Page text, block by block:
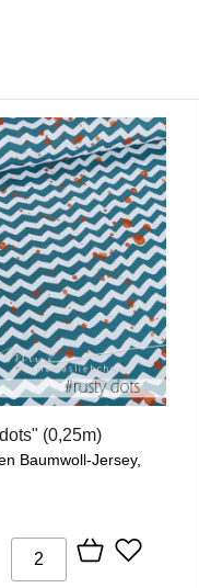
(0,25m)
Baumwoll-Jersey,